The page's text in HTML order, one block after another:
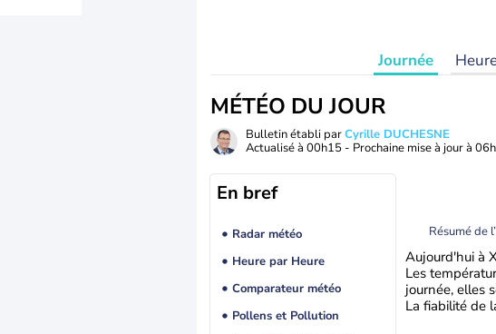
Journée
MÉTÉO DU JOUR
Bulletin établi parCyrille DUCHESNE
Actualisé à 00h15 - Prochaine mise à jour à
En bref
Radar météo
Heure par Heure
Comparateur météo
Pollens et Pollution
Résumé de
Aujourd'hui à
Les
journée, elles
La fiabilité de